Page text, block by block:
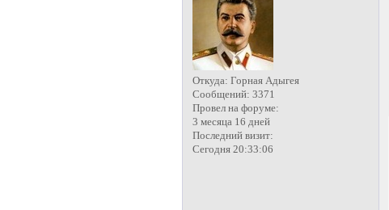
Откуда: Горная Адыгея
Сообщений: 3371
Провел на форуме:
3 месяца 16 дней
Последний визит:
Сегодня 20:33:06